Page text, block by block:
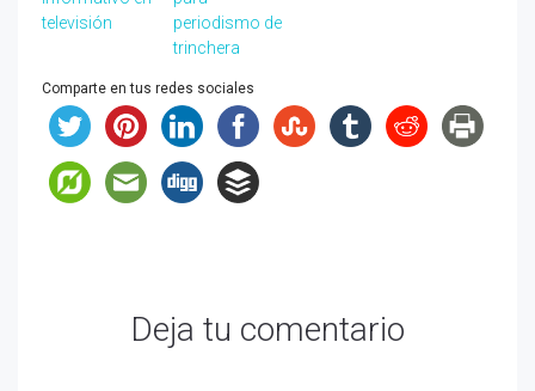
televisión
periodismo de
trinchera
Comparte en tus redes sociales
Deja tu comentario